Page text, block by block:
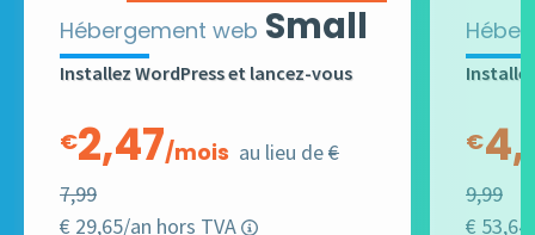
Hébergement web Small
Installez WordPress et lancez-vous
€2,47/mois au lieu de€
7,99
€ 29,65/an hors TVA
€
9,99
€